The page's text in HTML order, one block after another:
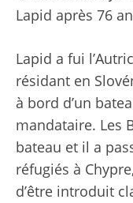
Lapid après 76
Lapid a fui
résidant en
à bord d’un
mandataire. Les
bateau et il a
réfugiés à
d’être introduit